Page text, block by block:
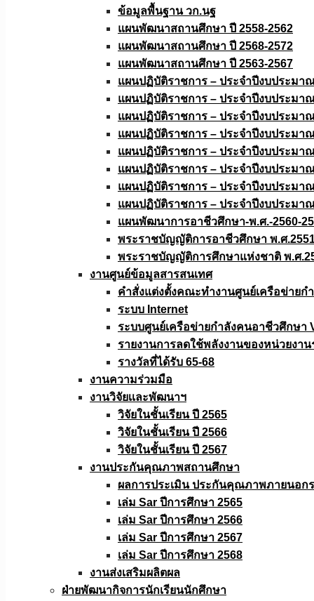
ข้อมูลพื้นฐาน วก.นฐ
แผนพัฒนาสถานศึกษา ปี 2558-2562
แผนพัฒนาสถานศึกษา ปี 2568-2572
แผนพัฒนาสถานศึกษา ปี 2563-2567
แผนปฏิบัติราชการ – ประจำปีงบประมา
แผนปฏิบัติราชการ – ประจำปีงบประมา
แผนปฏิบัติราชการ – ประจำปีงบประมา
แผนปฏิบัติราชการ – ประจำปีงบประมา
แผนปฏิบัติราชการ – ประจำปีงบประมา
แผนปฏิบัติราชการ – ประจำปีงบประมา
แผนปฏิบัติราชการ – ประจำปีงบประมา
แผนปฏิบัติราชการ – ประจำปีงบประมา
แผนพัฒนาการอาชีวศึกษา-พ.ศ.-2560-
พระราชบัญญัติการอาชีวศึกษา พ.ศ
พระราชบัญญัติการศึกษาแห่งชาติ พ.ศ
งานศูนย์ข้อมูลสารสนเทศ
คำสั่งแต่งตั้งคณะทำงานศูนย์เครือข่าย
ระบบ Internet
ระบบศูนย์เครือข่ายกำลังคนอาชีวศึกษา
รายงานการลดใช้พลังงานของหน่วยงา
รางวัลที่ได้รับ 65-68
งานความร่วมมือ
งานวิจัยเเละพัฒนาฯ
วิจัยในชั้นเรียน ปี 2565
วิจัยในชั้นเรียน ปี 2566
วิจัยในชั้นเรียน ปี 2567
งานประกันคุณภาพสถานศึกษา
ผลการประเมิน ประกันคุณภาพภายนอก
เล่ม Sar ปีการศึกษา 2565
เล่ม Sar ปีการศึกษา 2566
เล่ม Sar ปีการศึกษา 2567
เล่ม Sar ปีการศึกษา 2568
งานส่งเสริมผลิตผล
ฝ่ายพัฒนากิจการนักเรียนนักศึกษา